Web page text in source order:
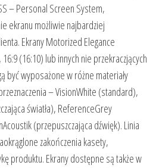
– Personal Screen System,
ekranu możliwie najbardziej
Ekrany Motorized Elegance
(16:10) lub innych nie przekraczjących
być wyposażone w różne materiały
– VisionWhite (standard),
światła), ReferenceGrey
(przepuszczająca dźwięk). Linia
zakończenia kasety,
produktu. Ekrany dostępne są także w